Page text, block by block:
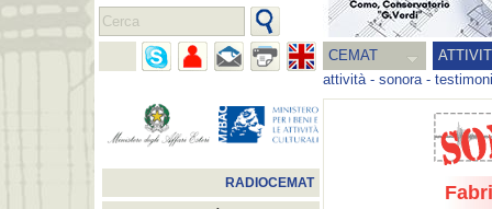
CEMAT
attività- sonora-
RADIOCEMAT